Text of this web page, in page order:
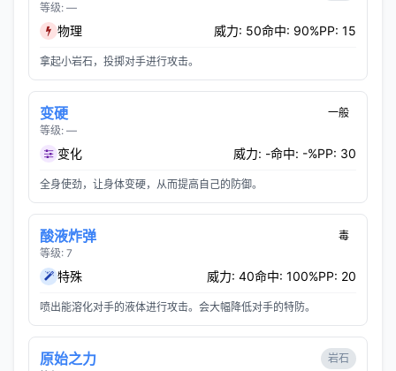
等级: —
物理 威力: 50命中: 90%PP: 15
拿起小岩石，投掷对手进行攻击。
变硬
等级: —
一般
变化 威力: -命中: -%PP: 30
全身使劲，让身体变硬，从而提高自己的防御。
酸液炸弹
等级: 7
毒
特殊 威力: 40命中: 100%PP: 20
喷出能溶化对手的液体进行攻击。会大幅降低对手的特防。
原始之力 岩石